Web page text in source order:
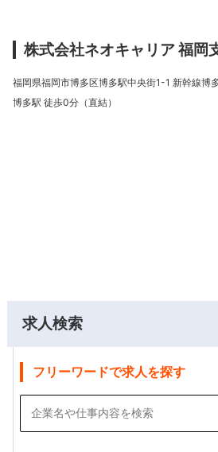
求人検索
フリーワードで求人を探す
株式会社ネオキャリア 福岡
福岡県福岡市博多区博多駅中央街1-1 新幹線博
博多駅 徒歩0分（直結）